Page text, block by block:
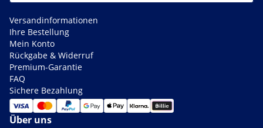
Versandinformationen
Ihre Bestellung
Mein Konto
Rückgabe & Widerruf
Premium-Garantie
FAQ
Sichere Bezahlung
Über uns